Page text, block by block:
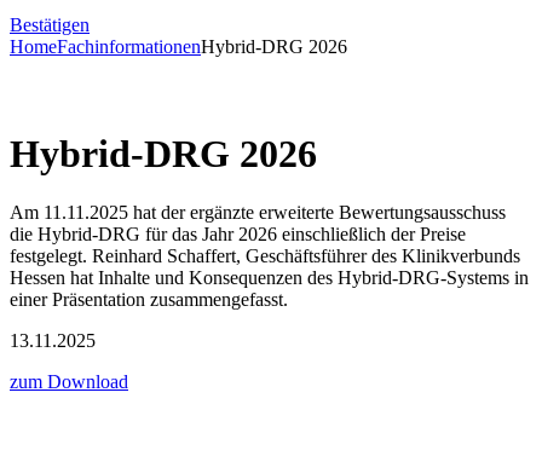
Bestätigen
HomeFachinformationenHybrid-DRG 2026
Hybrid-DRG 2026
Am 11.11.2025 hat der ergänzte erweiterte Bewertungsausschuss
die Hybrid-DRG für das Jahr 2026 einschließlich der Preise
festgelegt. Reinhard Schaffert, Geschäftsführer des Klinikverbunds
Hessen hat Inhalte und Konsequenzen des Hybrid-DRG-Systems in
einer Präsentation zusammengefasst.
13.11.2025
zum Download